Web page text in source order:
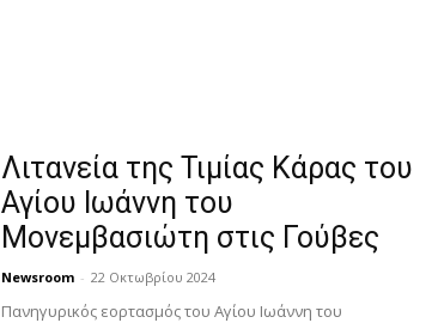
Λιτανεία της Τιμίας Κάρας του
Αγίου Ιωάννη του
Μονεμβασιώτη στις Γούβες
Newsroom - 22 Οκτωβρίου 2024
Πανηγυρικός εορτασμός του Αγίου Ιωάννη του